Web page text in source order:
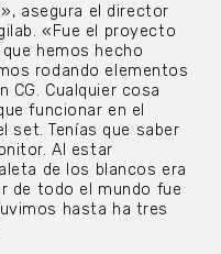
asegura el director
«Fue el proyecto
hemos hecho
rodando elementos
CG. Cualquier cosa
funcionar en el
set. Tenías que saber
Al estar
de los blancos era
de todo el mundo fue
hasta ha tres